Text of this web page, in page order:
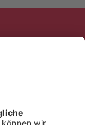
ob Sie bereits